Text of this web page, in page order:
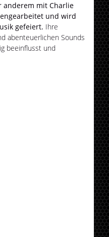
anderem mit Charlie
und wird
gefeiert. Ihre
abenteuerlichen Sounds
beeinflusst und